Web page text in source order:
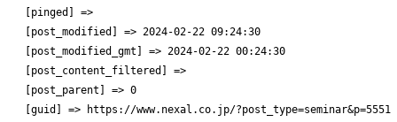
    [pinged] =>
    [post_modified] => 2024-02-22 09:24:30
    [post_modified_gmt] => 2024-02-22 00:24:30
    [post_content_filtered] =>
    [post_parent] => 0
    [guid] => https://www.nexal.co.jp/?post_type=seminar&p=5551